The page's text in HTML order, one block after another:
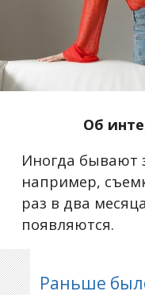
Об
Иногда бывают
например,
раз в два
появляются.
Раньше